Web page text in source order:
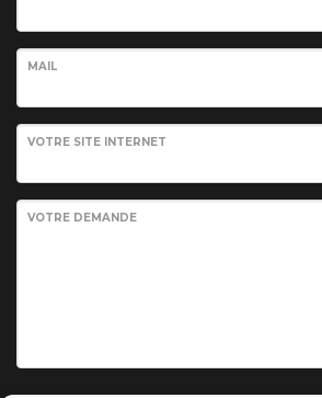
MAIL
VOTRE SITE INTERNET
VOTRE DEMANDE